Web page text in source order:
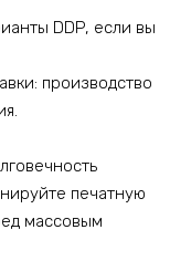
DDP, если вы
производство
печатную
массовым